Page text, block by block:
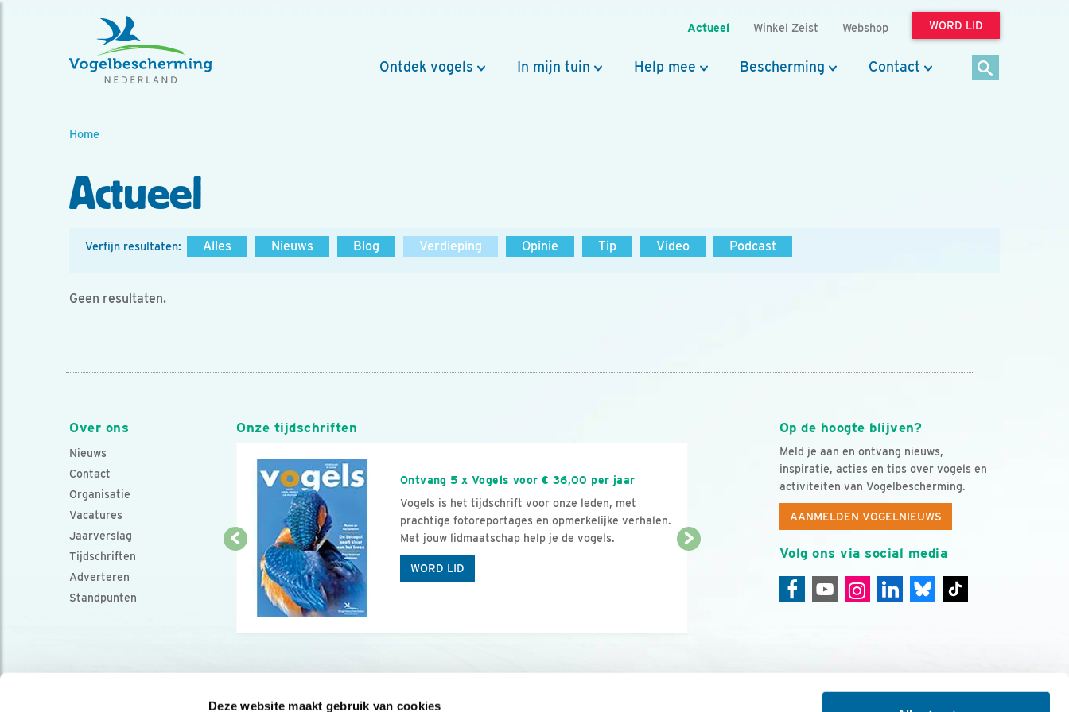
Deze website maakt gebruik van cookies
Actueel Winkel Zeist Webshop WORD LID
Ontdek vogels In mijn tuin Help mee Bescherming Contact
Home
Actueel
Verfijn resultaten: Alles Nieuws Blog Verdieping Opinie Tip Video Podcast
Geen resultaten.
Over ons
Nieuws
Contact
Organisatie
Vacatures
Jaarverslag
Tijdschriften
Adverteren
Standpunten
Op de hoogte blijven?
Meld je aan en ontvang nieuws,
inspiratie, acties en tips over vogels en
activiteiten van Vogelbescherming.
AANMELDEN VOGELNIEUWS
Volg ons via social media
Onze tijdschriften
Ontvang 5 x Vogels voor € 36,00 per jaar
Vogels is het tijdschrift voor onze leden, met
prachtige fotoreportages en opmerkelijke verhalen.
Met jouw lidmaatschap help je de vogels.
WORD LID